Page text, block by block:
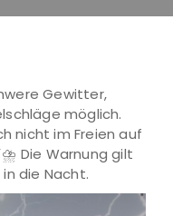
Gewitter,
möglich.
nicht im Freien auf
Die Warnung gilt
die Nacht.